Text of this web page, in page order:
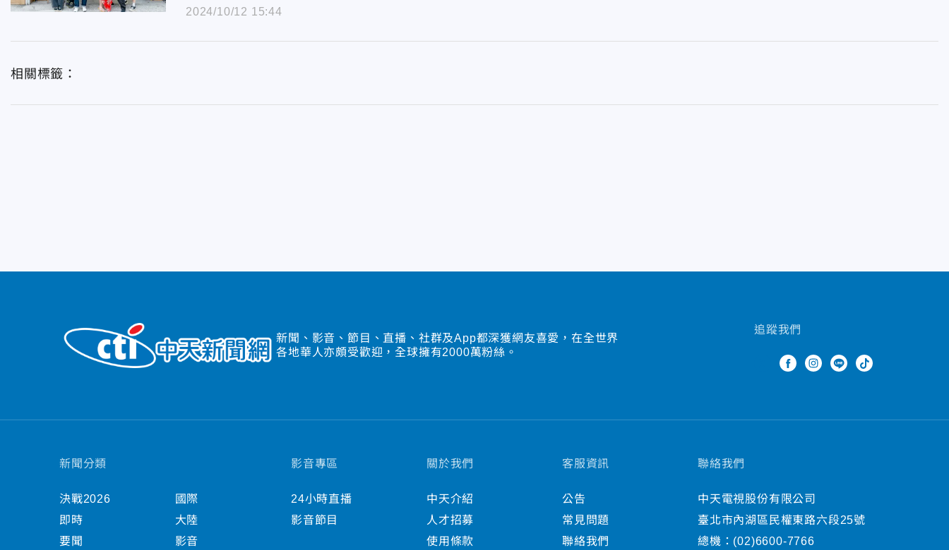
2024/10/12 15:44
相關標籤：
新聞、影音、節目、直播、社群及App都深獲網友喜愛，在全世界
各地華人亦頗受歡迎，全球擁有2000萬粉絲。
追蹤我們
新聞分類
決戰2026
即時
要聞
國際
大陸
影音
影音專區
24小時直播
影音節目
關於我們
中天介紹
人才招募
使用條款
客服資訊
公告
常見問題
聯絡我們
聯絡我們
中天電視股份有限公司
臺北市內湖區民權東路六段25號
總機： (02)6600-7766